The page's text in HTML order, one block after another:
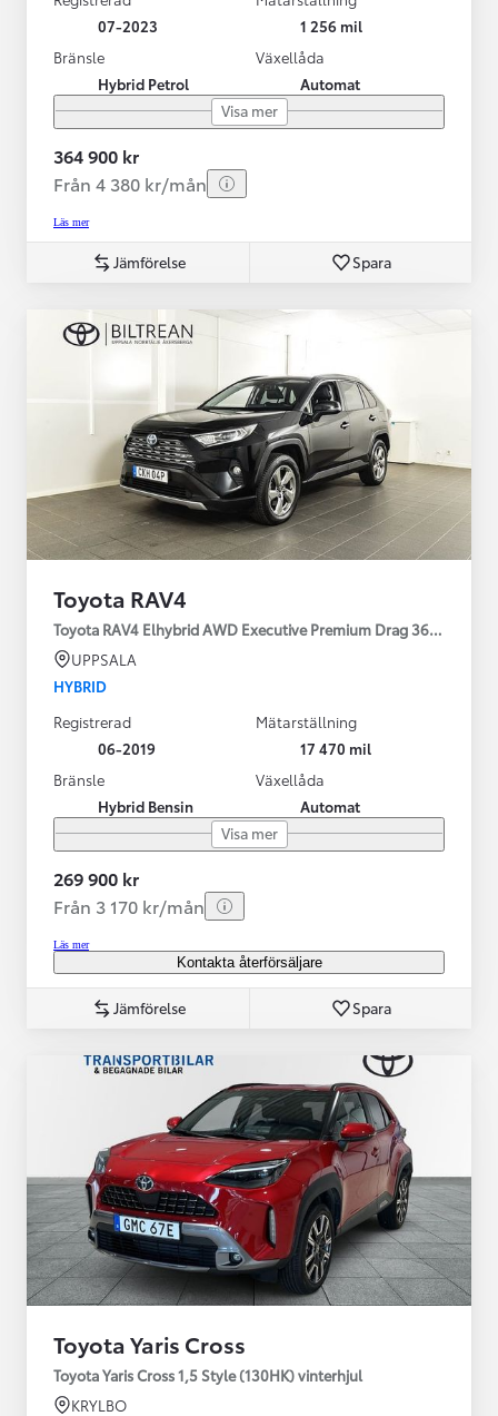
07-2023
1 256 mil
Bränsle
Hybrid Petrol
Växellåda
Automat
Visa mer
364 900 kr
Från 4 380 kr/mån
Läs mer
Jämförelse Spara
Toyota RAV4
Toyota RAV4 Elhybrid AWD Executive Premium Drag 360-kamera
UPPSALA
HYBRID
Registrerad
06-2019
Mätarställning
17 470 mil
Bränsle
Hybrid Bensin
Växellåda
Automat
Visa mer
269 900 kr
Från 3 170 kr/mån
Läs mer
Kontakta återförsäljare
Jämförelse Spara
Toyota Yaris Cross
Toyota Yaris Cross 1,5 Style (130HK) vinterhjul
KRYLBO